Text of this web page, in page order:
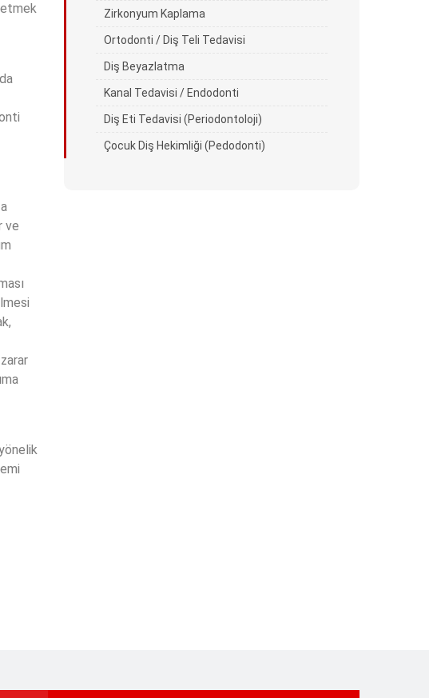
ve
Zirkonyum Kaplama
Ortodonti / Diş Teli Tedavisi
Diş Beyazlatma
Kanal Tedavisi / Endodonti
Diş Eti Tedavisi (Periodontoloji)
Çocuk Diş Hekimliği (Pedodonti)